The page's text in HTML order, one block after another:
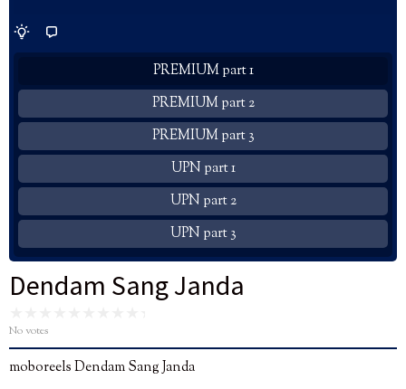
PREMIUM part 1
PREMIUM part 2
PREMIUM part 3
UPN part 1
UPN part 2
UPN part 3
Dendam Sang Janda
No votes
moboreels Dendam Sang Janda